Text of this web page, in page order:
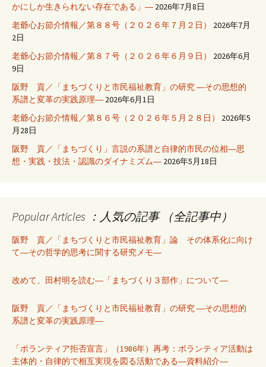
かにしか生きられない存在である」― 2026年7月8日
老爺心お節介情報／第８８号（２０２６年７月２日）
2026年7月
2日
老爺心お節介情報／第８７号（２０２６年６月９日）
2026年6月
9日
阪野 貢／「まちづくりと市民福祉教育」の研究 ―その思想的
系譜と変革の実践原理― 2026年6月1日
老爺心お節介情報／第８６号（２０２６年５月２８日）
2026年5
月28日
阪野 貢／「まちづくり」言説の系譜と自律的市民の位相―思
想・実践・技法・認識のダイナミズム― 2026年5月18日
Popular Articles ：人気の記事 （全記事中）
阪野 貢／「まちづくりと市民福祉教育」論 その体系化に向け
て―その哲学的思考に関する研究メモ―
改めて、田村明を読む―「まちづくり３部作」について―
阪野 貢／「まちづくりと市民福祉教育」の研究 ―その思想的
系譜と変革の実践原理―
「ボランティア拒否宣言」（1986年）再考：ボランティア活動は
主体的・自律的で相互実現を図る活動である―資料紹介―